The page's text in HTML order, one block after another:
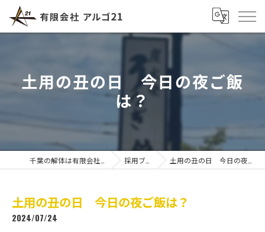
土用の丑の日 今日の夜ご飯
は？
採用ブログ 土用の丑の日 今日の夜ご飯は？
土用の丑の日 今日の夜ご飯は？
2024/07/24